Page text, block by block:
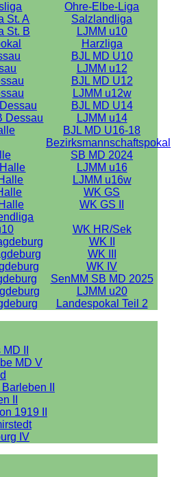
Ohre-Elbe-Liga
St. A
Salzlandliga
St. B
LJMM u10
Harzliga
BJL MD U10
LJMM u12
BJL MD U12
LJMM u12w
BJL MD U14
Dessau
LJMM u14
BJL MD U16-18
Bezirksmannschaftspokal
SB MD 2024
LJMM u16
LJMM u16w
WK GS
WK GS II
WK HR/Sek
WK II
WK III
WK IV
SenMM SB MD 2025
LJMM u20
Landespokal Teil 2
II
MD V
II
II
1919 II
IV